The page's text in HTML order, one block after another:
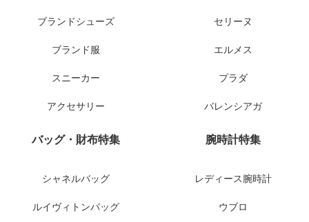
ブランドシューズ
ブランド服
スニーカー
アクセサリー
セリーヌ
エルメス
プラダ
バレンシアガ
バッグ・財布特集
シャネルバッグ
ルイヴィトンバッグ
腕時計特集
レディース腕時計
ウブロ